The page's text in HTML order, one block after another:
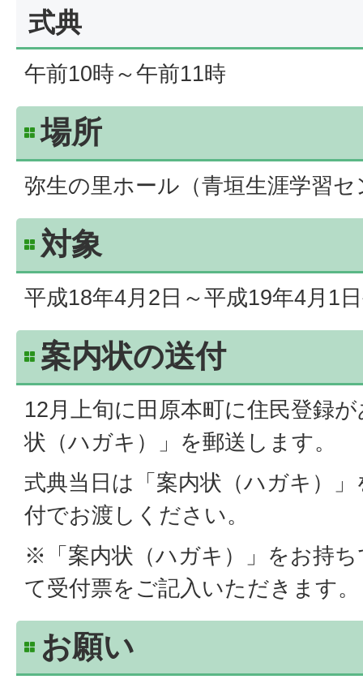
式典
午前10時～午前11時
場所
弥生の里ホール（青垣生涯学習
対象
平成18年4月2日～平成19年4月1
案内状の送付
12月上旬に田原本町に住民登録
状（ハガキ）」を郵送します。
式典当日は「案内状（ハガキ）
付でお渡しください。
※「案内状（ハガキ）」をお持
て受付票をご記入いただきます。
お願い